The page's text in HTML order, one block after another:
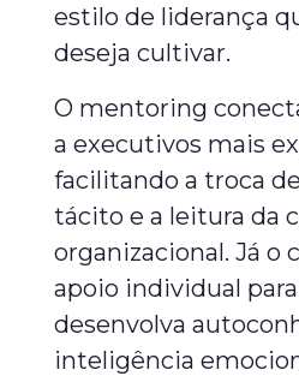
estilo de liderança
deseja cultivar.
O mentoring
a executivos mais
facilitando a troca
tácito e a leitura da
organizacional. Já o
apoio individual
desenvolva
inteligência